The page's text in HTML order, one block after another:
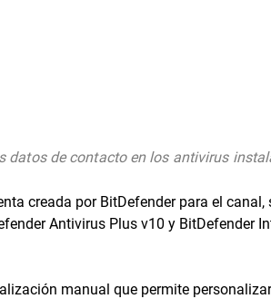
datos de contacto en los antivirus
creada por BitDefender para el
Antivirus Plus v10 y BitDefender
manual que permite